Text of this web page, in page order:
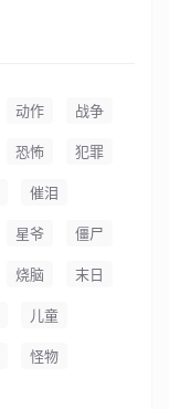
动作 战争
恐怖 犯罪
催泪
星爷 僵尸
烧脑 末日
儿童
怪物